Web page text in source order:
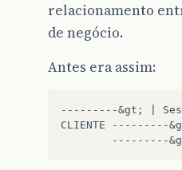
relacionamento
de negócio.
Antes era assim:
---------&gt; |
CLIENTE